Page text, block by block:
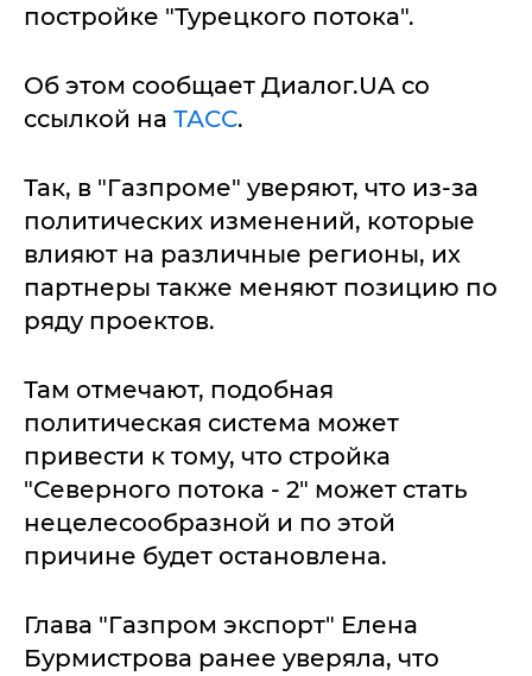
постройке "Турецкого потока".
Об этом сообщает Диалог.UA со
ссылкой на ТАСС.
Так, в "Газпроме" уверяют, что из-за
политических изменений, которые
влияют на различные регионы, их
партнеры также меняют позицию по
ряду проектов.
Там отмечают, подобная
политическая система может
привести к тому, что стройка
"Северного потока - 2" может стать
нецелесообразной и по этой
причине будет остановлена.
Глава "Газпром экспорт" Елена
Бурмистрова ранее уверяла, что